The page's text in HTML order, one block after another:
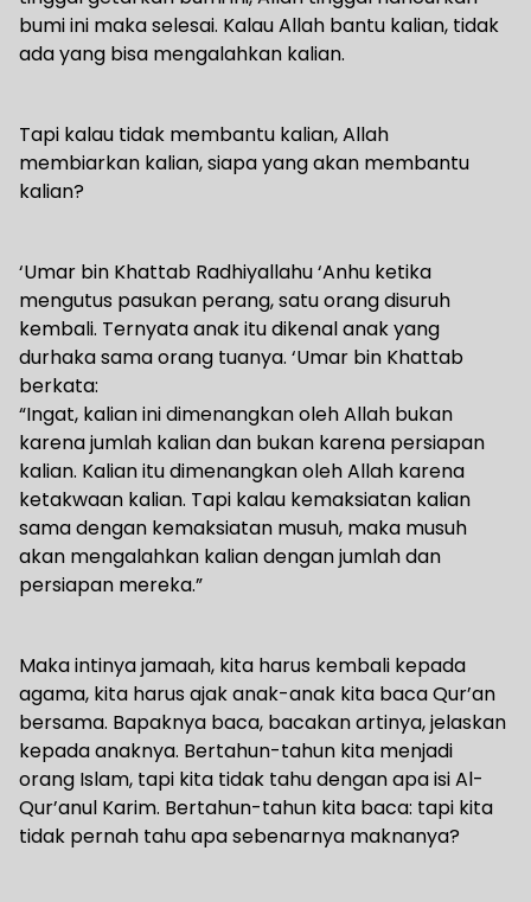
bumi ini maka selesai. Kalau Allah bantu kalian, tidak
ada yang bisa mengalahkan kalian.
Tapi kalau tidak membantu kalian, Allah
membiarkan kalian, siapa yang akan membantu
kalian?
‘Umar bin Khattab Radhiyallahu ‘Anhu ketika
mengutus pasukan perang, satu orang disuruh
kembali. Ternyata anak itu dikenal anak yang
durhaka sama orang tuanya. ‘Umar bin Khattab
berkata:
“Ingat, kalian ini dimenangkan oleh Allah bukan
karena jumlah kalian dan bukan karena persiapan
kalian. Kalian itu dimenangkan oleh Allah karena
ketakwaan kalian. Tapi kalau kemaksiatan kalian
sama dengan kemaksiatan musuh, maka musuh
akan mengalahkan kalian dengan jumlah dan
persiapan mereka.”
Maka intinya jamaah, kita harus kembali kepada
agama, kita harus ajak anak-anak kita baca Qur’an
bersama. Bapaknya baca, bacakan artinya, jelaskan
kepada anaknya. Bertahun-tahun kita menjadi
orang Islam, tapi kita tidak tahu dengan apa isi Al-
Qur’anul Karim. Bertahun-tahun kita baca: tapi kita
tidak pernah tahu apa sebenarnya maknanya?